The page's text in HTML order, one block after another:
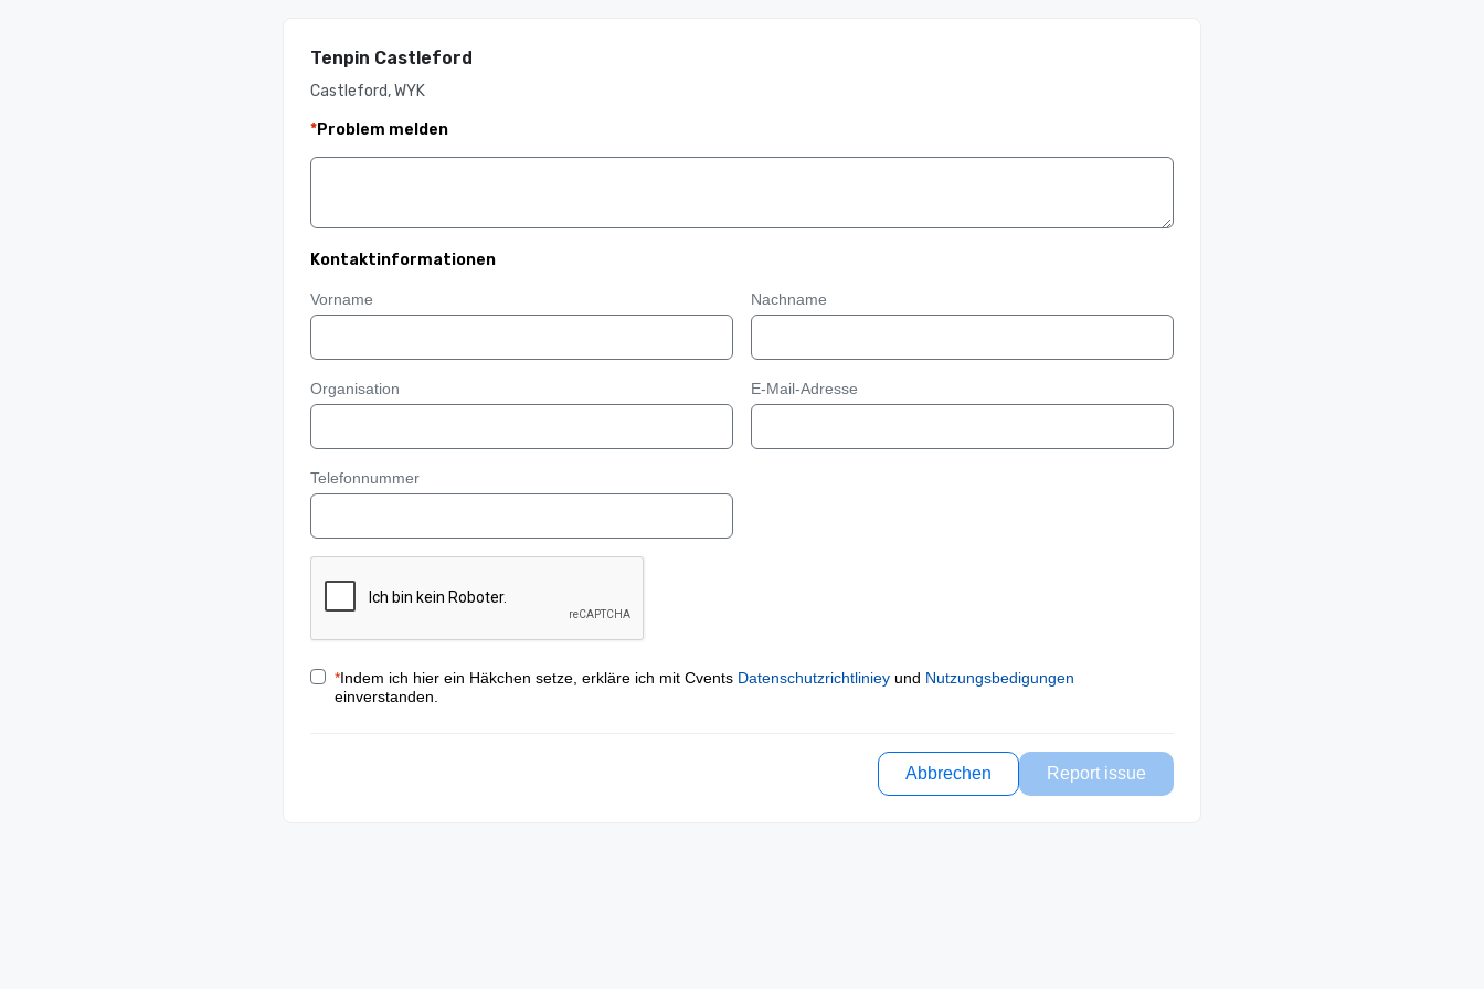
Tenpin Castleford
Castleford, WYK
*Problem melden
Kontaktinformationen
Vorname Nachname
Organisation E-Mail-Adresse
Telefonnummer
*Indem ich hier ein Häkchen setze, erkläre ich mit Cvents Datenschutzrichtliniey und Nutzungsbedigungen
einverstanden.
Abbrechen Report issue